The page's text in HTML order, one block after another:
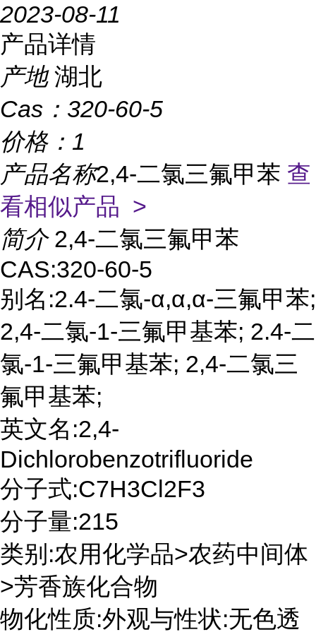
2023-08-11
产品详情
产地 湖北
Cas： 320-60-5
价格： 1
产品名称2,4-二氯三氟甲苯 查
看相似产品 >
简介 2,4-二氯三氟甲苯
CAS:320-60-5
别名:2.4-二氯-α,α,α-三氟甲苯;
2,4-二氯-1-三氟甲基苯; 2.4-二
氯-1-三氟甲基苯; 2,4-二氯三
氟甲基苯;
英文名:2,4-
Dichlorobenzotrifluoride
分子式:C7H3Cl2F3
分子量:215
类别:农用化学品>农药中间体
>芳香族化合物
物化性质:外观与性状:无色透